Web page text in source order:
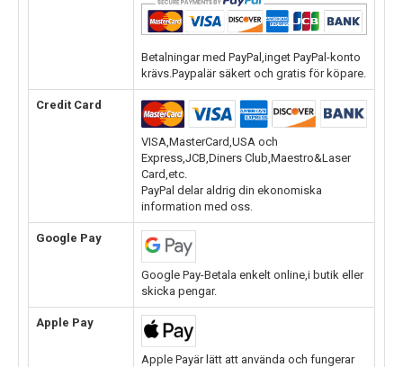
Betalningar med PayPal,inget PayPal-konto
krävs.Paypalär säkert och gratis för köpare.
Credit Card
VISA,MasterCard,USA och
Express,JCB,Diners Club,Maestro&Laser
Card,etc.
PayPal delar aldrig din ekonomiska
information med oss.
Google Pay
Google Pay-Betala enkelt online,i butik eller
skicka pengar.
Apple Pay
Apple Payär lätt att använda och fungerar